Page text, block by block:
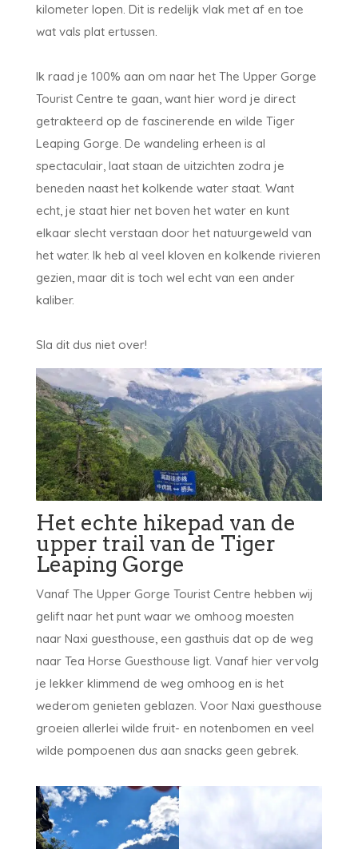
kilometer lopen. Dit is redelijk vlak met af en toe
wat vals plat ertussen.
Ik raad je 100% aan om naar het The Upper Gorge
Tourist Centre te gaan, want hier word je direct
getrakteerd op de fascinerende en wilde Tiger
Leaping Gorge. De wandeling erheen is al
spectaculair, laat staan de uitzichten zodra je
beneden naast het kolkende water staat. Want
echt, je staat hier net boven het water en kunt
elkaar slecht verstaan door het natuurgeweld van
het water. Ik heb al veel kloven en kolkende rivieren
gezien, maar dit is toch wel echt van een ander
kaliber.
Sla dit dus niet over!
Het echte hikepad van de
upper trail van de Tiger
Leaping Gorge
Vanaf The Upper Gorge Tourist Centre hebben wij
gelift naar het punt waar we omhoog moesten
naar Naxi guesthouse, een gasthuis dat op de weg
naar Tea Horse Guesthouse ligt. Vanaf hier vervolg
je lekker klimmend de weg omhoog en is het
wederom genieten geblazen. Voor Naxi guesthouse
groeien allerlei wilde fruit- en notenbomen en veel
wilde pompoenen dus aan snacks geen gebrek.